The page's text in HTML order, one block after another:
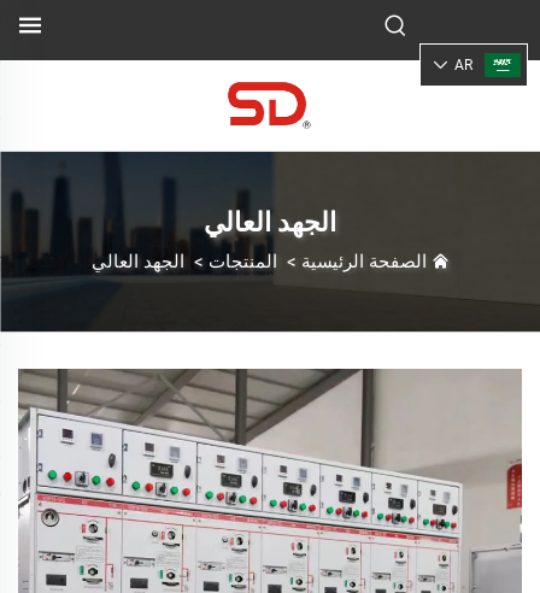
AR
الجهد العالي
الصفحة الرئيسية > المنتجات > الجهد العالي